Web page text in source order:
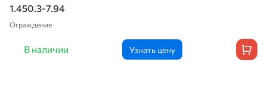
1.450.3-7.94
Ограждение
В наличии Узнать цену